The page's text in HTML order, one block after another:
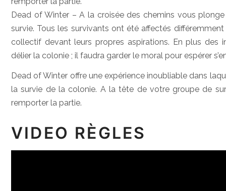
Dead of Winter – A la croisée des chemins vous
survie. Tous les survivants ont été affectés
collectif devant leurs propres aspirations. En plus des
délier la colonie ; il faudra garder le moral pour espérer
Dead of Winter offre une expérience inoubliable dans
la survie de la colonie. A la tête de votre groupe de
remporter la partie.
VIDEO RÈGLES